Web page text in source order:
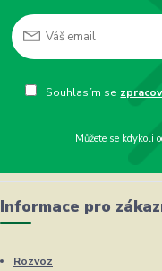
Souhlasím se
Můžete se kdykoli
Informace pro
Rozvoz